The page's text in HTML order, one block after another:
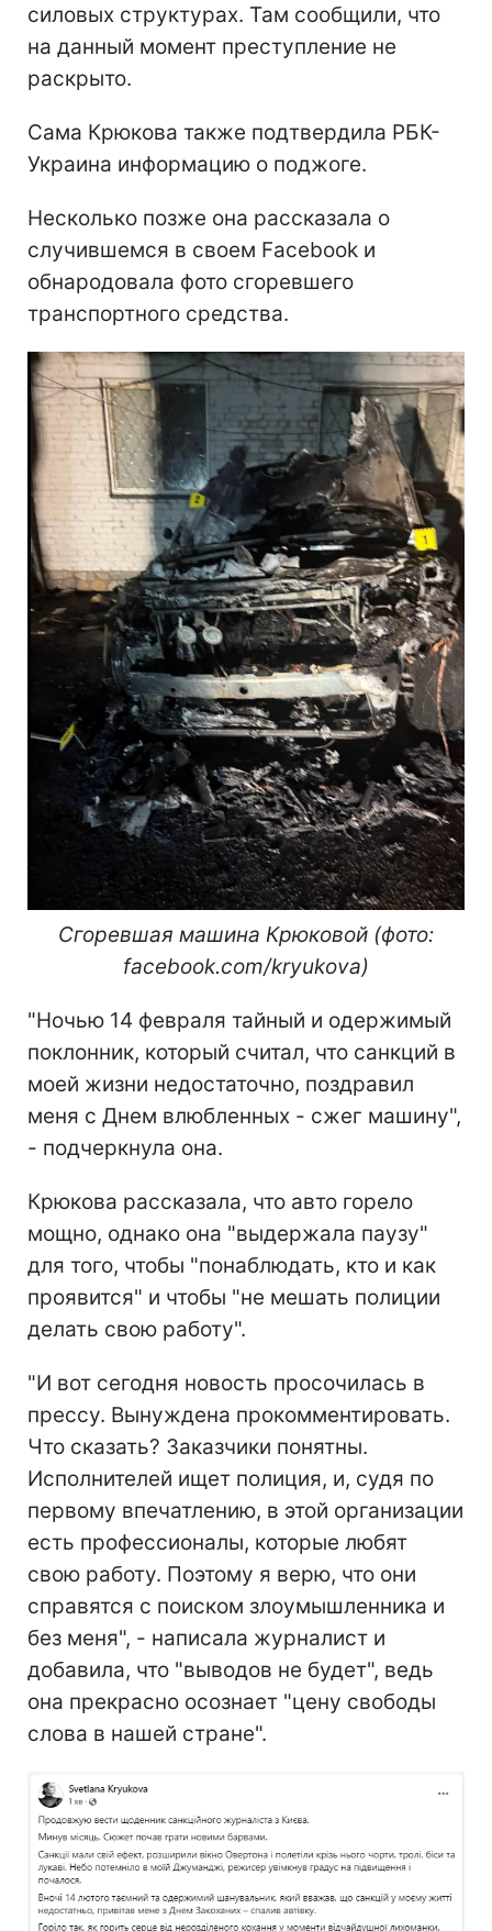
силовых структурах. Там сообщили, что
на данный момент преступление не
раскрыто.
Сама Крюкова также подтвердила РБК-
Украина информацию о поджоге.
Несколько позже она рассказала о
случившемся в своем Facebook и
обнародовала фото сгоревшего
транспортного средства.
Сгоревшая машина Крюковой (фото:
facebook.com/kryukova)
"Ночью 14 февраля тайный и одержимый
поклонник, который считал, что санкций в
моей жизни недостаточно, поздравил
меня с Днем влюбленных - сжег машину",
- подчеркнула она.
Крюкова рассказала, что авто горело
мощно, однако она "выдержала паузу"
для того, чтобы "понаблюдать, кто и как
проявится" и чтобы "не мешать полиции
делать свою работу".
"И вот сегодня новость просочилась в
прессу. Вынуждена прокомментировать.
Что сказать? Заказчики понятны.
Исполнителей ищет полиция, и, судя по
первому впечатлению, в этой организации
есть профессионалы, которые любят
свою работу. Поэтому я верю, что они
справятся с поиском злоумышленника и
без меня", - написала журналист и
добавила, что "выводов не будет", ведь
она прекрасно осознает "цену свободы
слова в нашей стране".